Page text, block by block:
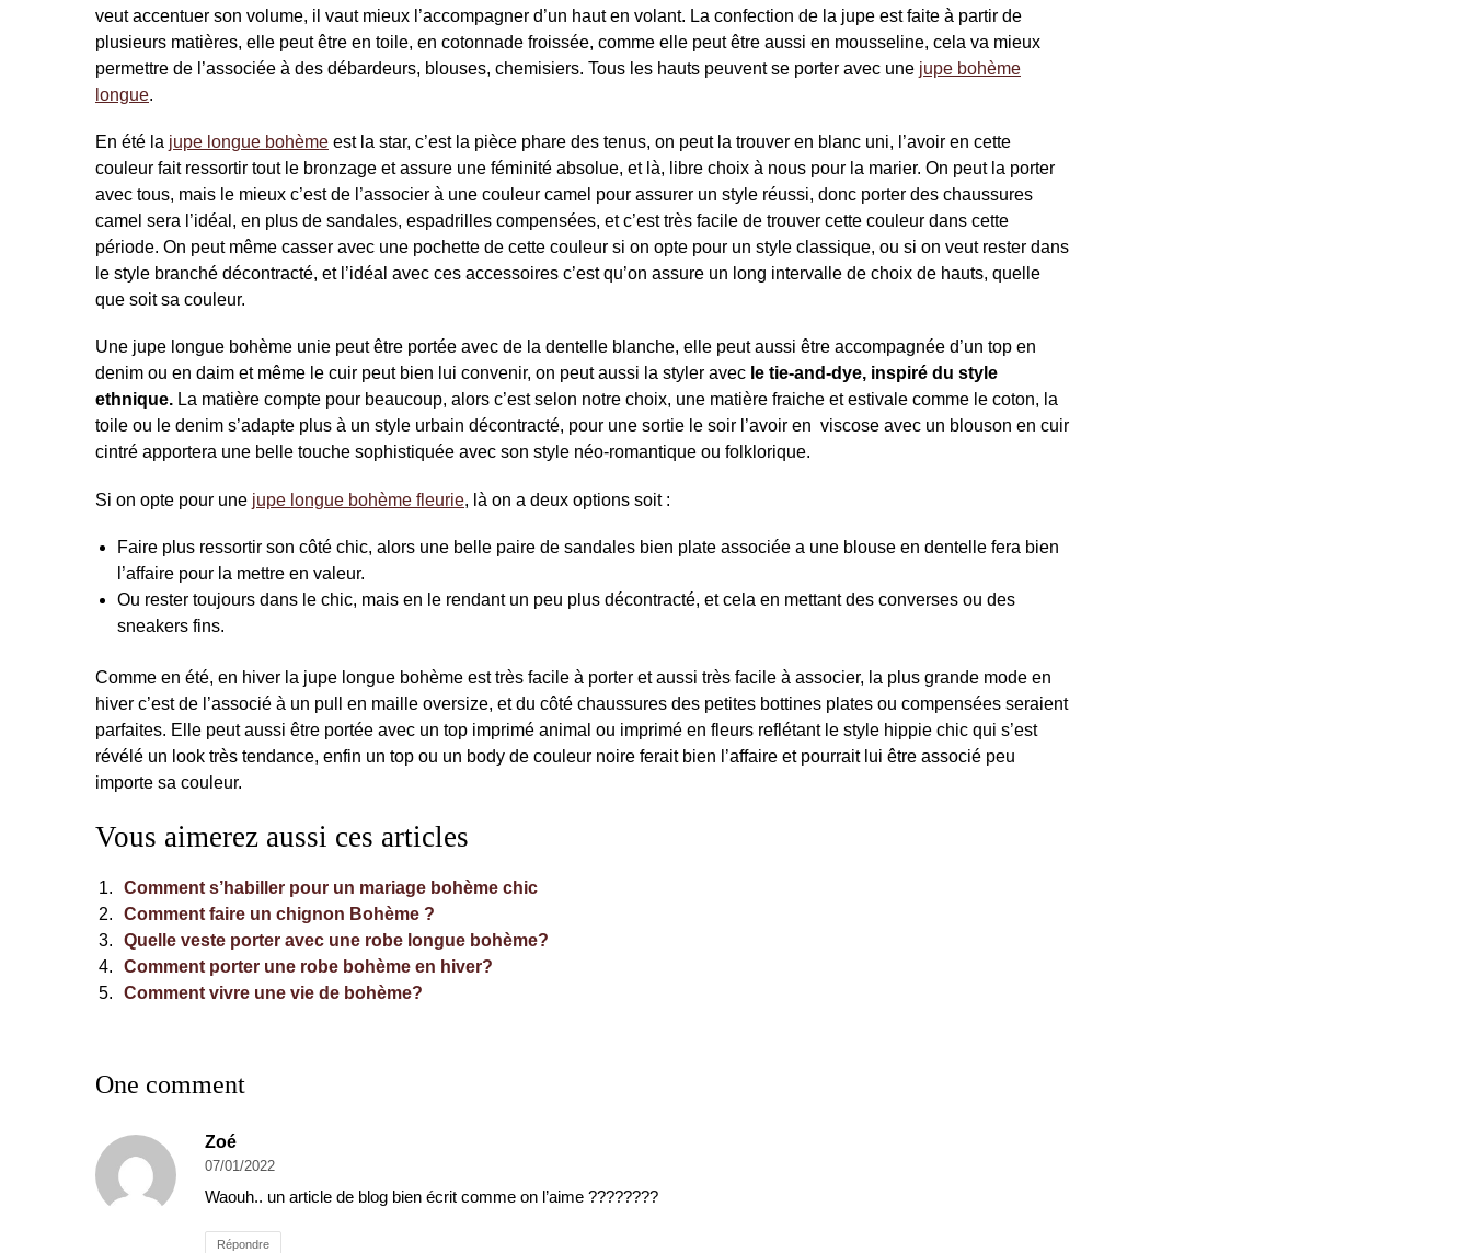
veut accentuer son volume, il vaut mieux l’accompagner d’un haut en volant. La confection de la jupe est faite à partir de
plusieurs matières, elle peut être en toile, en cotonnade froissée, comme elle peut être aussi en mousseline, cela va mieux
permettre de l’associée à des débardeurs, blouses, chemisiers. Tous les hauts peuvent se porter avec une jupe bohème
longue.
En été la jupe longue bohème est la star, c’est la pièce phare des tenus, on peut la trouver en blanc uni, l’avoir en cette
couleur fait ressortir tout le bronzage et assure une féminité absolue, et là, libre choix à nous pour la marier. On peut la porter
avec tous, mais le mieux c’est de l’associer à une couleur camel pour assurer un style réussi, donc porter des chaussures
camel sera l’idéal, en plus de sandales, espadrilles compensées, et c’est très facile de trouver cette couleur dans cette
période. On peut même casser avec une pochette de cette couleur si on opte pour un style classique, ou si on veut rester dans
le style branché décontracté, et l’idéal avec ces accessoires c’est qu’on assure un long intervalle de choix de hauts, quelle
que soit sa couleur.
Une jupe longue bohème unie peut être portée avec de la dentelle blanche, elle peut aussi être accompagnée d’un top en
denim ou en daim et même le cuir peut bien lui convenir, on peut aussi la styler avec le tie-and-dye, inspiré du style
ethnique. La matière compte pour beaucoup, alors c’est selon notre choix, une matière fraiche et estivale comme le coton, la
toile ou le denim s’adapte plus à un style urbain décontracté, pour une sortie le soir l’avoir en viscose avec un blouson en cuir
cintré apportera une belle touche sophistiquée avec son style néo-romantique ou folklorique.
Si on opte pour une jupe longue bohème fleurie, là on a deux options soit :
Faire plus ressortir son côté chic, alors une belle paire de sandales bien plate associée a une blouse en dentelle fera bien
l’affaire pour la mettre en valeur.
Ou rester toujours dans le chic, mais en le rendant un peu plus décontracté, et cela en mettant des converses ou des
sneakers fins.
Comme en été, en hiver la jupe longue bohème est très facile à porter et aussi très facile à associer, la plus grande mode en
hiver c’est de l’associé à un pull en maille oversize, et du côté chaussures des petites bottines plates ou compensées seraient
parfaites. Elle peut aussi être portée avec un top imprimé animal ou imprimé en fleurs reflétant le style hippie chic qui s’est
révélé un look très tendance, enfin un top ou un body de couleur noire ferait bien l’affaire et pourrait lui être associé peu
importe sa couleur.
Vous aimerez aussi ces articles
Comment s’habiller pour un mariage bohème chic
Comment faire un chignon Bohème ?
Quelle veste porter avec une robe longue bohème?
Comment porter une robe bohème en hiver?
Comment vivre une vie de bohème?
One comment
Zoé
07/01/2022
Waouh.. un article de blog bien écrit comme on l’aime ????????
Répondre